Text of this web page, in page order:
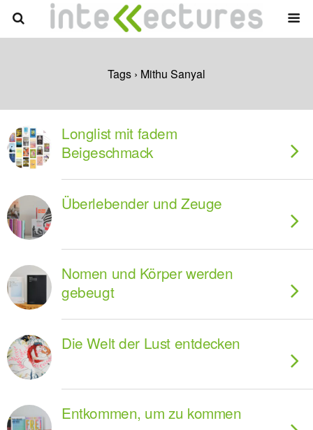
Tags › Mithu Sanyal
Longlist mit fadem
Beigeschmack
Überlebender und Zeuge
Nomen und Körper werden
gebeugt
Die Welt der Lust entdecken
Entkommen, um zu kommen